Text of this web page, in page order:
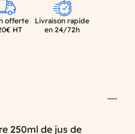
offerte
HT
Livraison rapide
en 24/72h
250ml de jus de